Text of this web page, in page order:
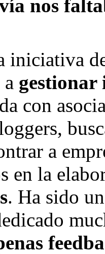
nos
iniciativa
gestionar
con
a
en la
. Ha sido